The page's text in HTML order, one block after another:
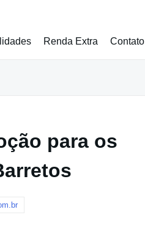
Renda Extra Contato
para os